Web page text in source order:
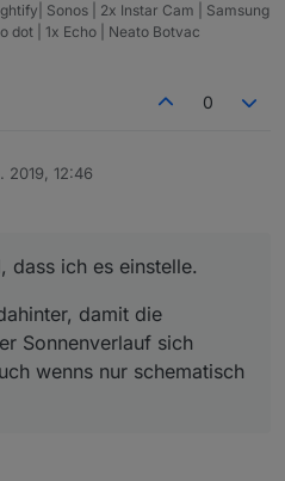
Sonos | 2x Instar Cam | Samsung
dot | 1x Echo | Neato Botvac
0
2019, 12:46
dass ich es einstelle.
damit die
Sonnenverlauf sich
wenns nur schematisch